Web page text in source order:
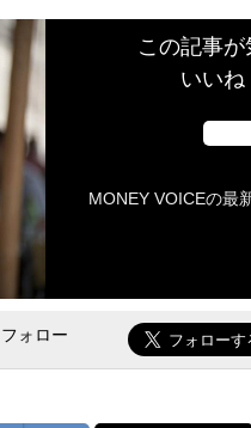
この記事
いいね
MONEY VOICEの最
ォロー